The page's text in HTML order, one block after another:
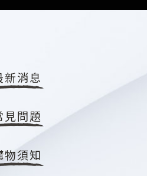
物須知
見問題
新消息